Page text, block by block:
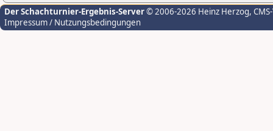
Der Schachturnier-Ergebnis-Server© 2006-2026 Heinz Herzog,
Impressum / Nutzungsbedingungen